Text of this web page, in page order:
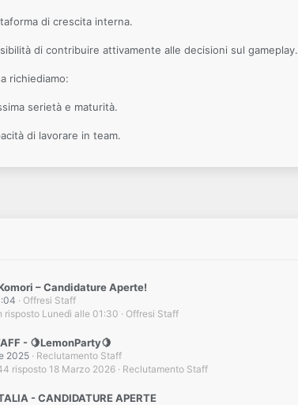
di crescita interna.
di contribuire attivamente alle decisioni sul gameplay.
richiediamo:
serietà e maturità.
di lavorare in team.
– Candidature Aperte!
Offresi Staff
Offresi Staff
Lunedì alle 01:30
- 🍋LemonParty🍋
2025
Reclutamento Staff
Reclutamento Staff
18 Marzo 2026
- CANDIDATURE APERTE